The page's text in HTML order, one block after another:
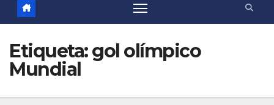
Etiqueta:gol olímpico
Mundial